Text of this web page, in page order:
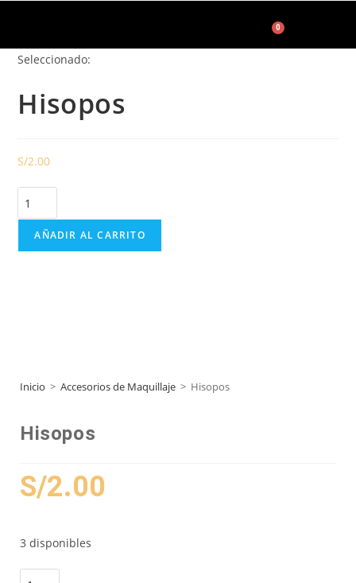
0
Seleccionado:
Hisopos
S/2.00
AÑADIR AL CARRITO
Inicio > Accesorios de Maquillaje > Hisopos
Hisopos
S/2.00
3 disponibles